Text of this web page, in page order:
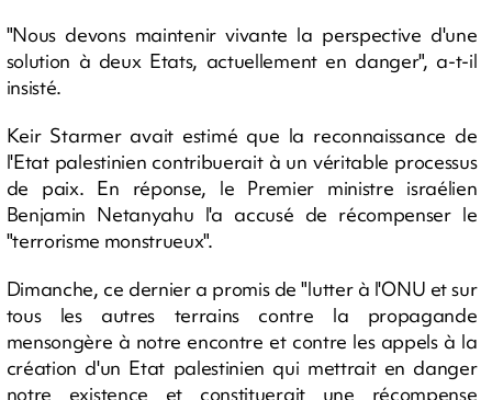
"Nous devons maintenir vivante la perspective d'une
solution à deux Etats, actuellement en danger", a-t-il
insisté.
Keir Starmer avait estimé que la reconnaissance de
l'Etat palestinien contribuerait à un véritable processus
de paix. En réponse, le Premier ministre israélien
Benjamin Netanyahu l'a accusé de récompenser le
"terrorisme monstrueux".
Dimanche, ce dernier a promis de "lutter à l'ONU et sur
tous les autres terrains contre la propagande
mensongère à notre encontre et contre les appels à la
création d'un Etat palestinien qui mettrait en danger
notre existence et constituerait une récompense